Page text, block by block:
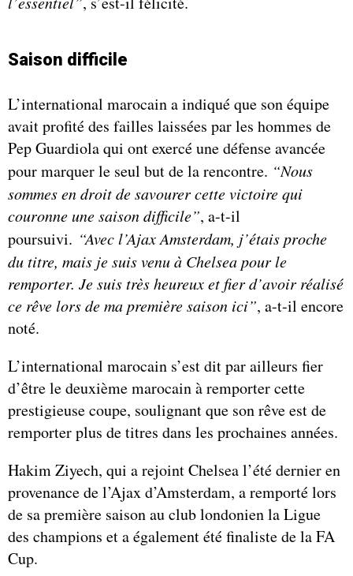
Saison difficile
L’international marocain a indiqué que son équipe
avait profité des failles laissées par les hommes de
Pep Guardiola qui ont exercé une défense avancée
pour marquer le seul but de la rencontre. “Nous
sommes en droit de savourer cette victoire qui
couronne une saison difficile”, a-t-il
poursuivi. “Avec l’Ajax Amsterdam, j’étais proche
du titre, mais je suis venu à Chelsea pour le
remporter. Je suis très heureux et fier d’avoir réalisé
ce rêve lors de ma première saison ici”, a-t-il encore
noté.
L’international marocain s’est dit par ailleurs fier
d’être le deuxième marocain à remporter cette
prestigieuse coupe, soulignant que son rêve est de
remporter plus de titres dans les prochaines années.
Hakim Ziyech, qui a rejoint Chelsea l’été dernier en
provenance de l’Ajax d’Amsterdam, a remporté lors
de sa première saison au club londonien la Ligue
des champions et a également été finaliste de la FA
Cup.